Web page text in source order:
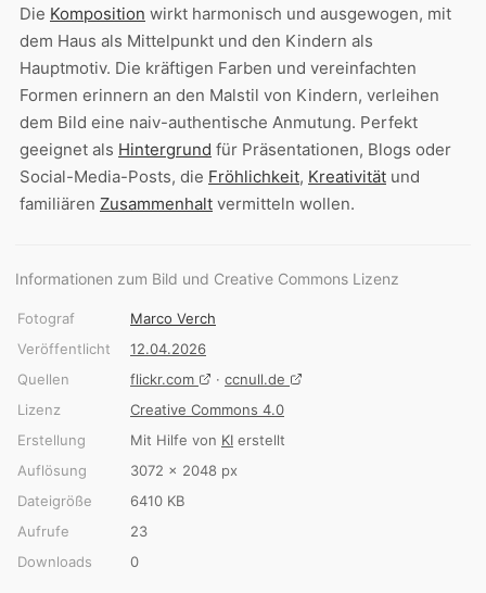
Die Komposition wirkt harmonisch und ausgewogen, mit
dem Haus als Mittelpunkt und den Kindern als
Hauptmotiv. Die kräftigen Farben und vereinfachten
Formen erinnern an den Malstil von Kindern, verleihen
dem Bild eine naiv-authentische Anmutung. Perfekt
geeignet als Hintergrund für Präsentationen, Blogs oder
Social-Media-Posts, die Fröhlichkeit, Kreativität und
familiären Zusammenhalt vermitteln wollen.
Informationen zum Bild und Creative Commons Lizenz
Fotograf
Marco Verch
Veröffentlicht
12.04.2026
Quellen
flickr.com · ccnull.de
Lizenz
Creative Commons 4.0
Erstellung
Mit Hilfe von KI erstellt
Auflösung
3072 × 2048 px
Dateigröße
6410 KB
Aufrufe
23
Downloads
0